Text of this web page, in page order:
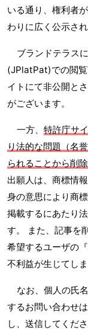
いる通り、権利者
わりに広く公示さ
ブランドテラス
(JPlatPat)での閲覧
イトにて非公開と
がございます。
一方、 特許庁サ
り法的な問題（名
られることから削
出願人は、商標情
身の意思により商
掲載するにあたり
す。 また、記事を
希望するユーザの
不利益が生じてしま
なお、個人の氏
するお問い合わせ
し、送信してくだ